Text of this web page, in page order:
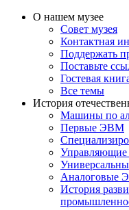
О нашем музее
Совет музея
Контактная
Поддержать
Поставьте
Гостевая
Все темы
История
Машины по
Первые ЭВМ
Аналоговые
История